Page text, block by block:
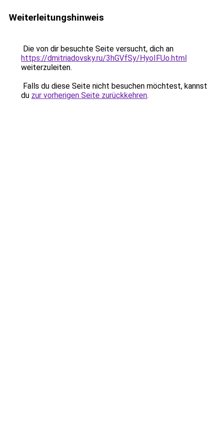
Weiterleitungshinweis
Die von dir besuchte Seite versucht, dich an
https://dmitriadovsky.ru/3hGVfSy/HyoIFUo.html
weiterzuleiten.
Falls du diese Seite nicht besuchen möchtest, kannst
du zur vorherigen Seite zurückkehren.